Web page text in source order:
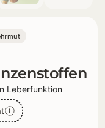
Leberfunktion